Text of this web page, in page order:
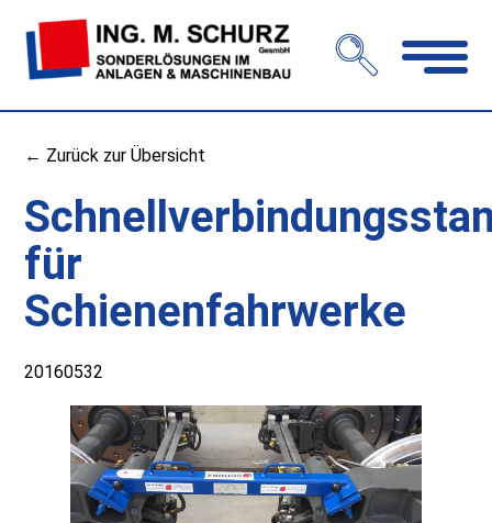
← Zurück zur Übersicht
für
Schienenfahrwerke
20160532